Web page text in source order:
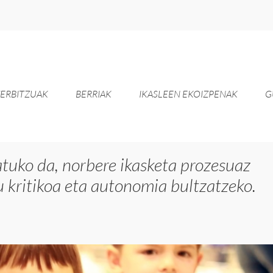
BERRIAK IKASLEEN EKOIZPENAK
da, norbere ikasketa prozesuaz
kritikoa eta autonomia bultzatzeko.